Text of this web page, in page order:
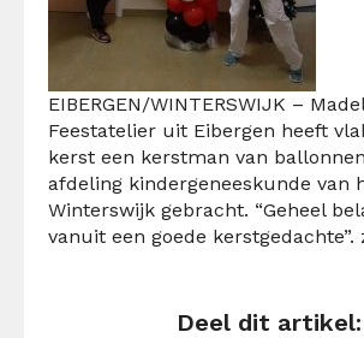
EIBERGEN/WINTERSWIJK –
Feestatelier uit Eibergen heeft
kerst een kerstman van
afdeling kindergeneeskunde van
Winterswijk gebracht. “Geheel
vanuit een goede kerstgedachte”.
Deel dit artikel: